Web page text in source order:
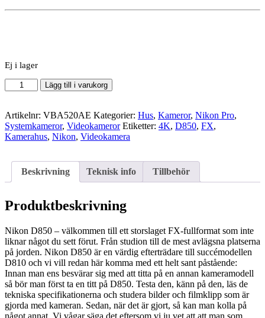
Ej i lager
Nikon
D850
Lägg till i varukorg
Artikelnr: VBA520AE Kategorier: Hus, Kameror, Nikon Pro,
Systemkameror, Videokameror Etiketter: 4K, D850, FX,
Kamerahus, Nikon, Videokamera
Beskrivning Teknisk info Tillbehör
Produktbeskrivning
Nikon D850 – välkommen till ett storslaget FX-fullformat som inte
liknar något du sett förut. Från studion till de mest avlägsna platserna
på jorden. Nikon D850 är en värdig efterträdare till succémodellen
D810 och vi vill redan här komma med ett helt sant påstående:
Innan man ens besvärar sig med att titta på en annan kameramodell
så bör man först ta en titt på D850. Testa den, känn på den, läs de
tekniska specifikationerna och studera bilder och filmklipp som är
gjorda med kameran. Sedan, när det är gjort, så kan man kolla på
något annat. Vi vågar säga det eftersom vi ju vet att att man som